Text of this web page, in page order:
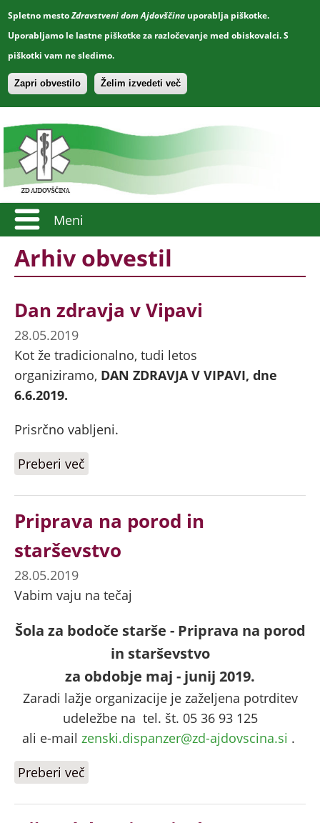
Spletno mestoZdravstveni dom Ajdovščina uporablja piškotke.
Uporabljamo le lastne piškotke za razločevanje med obiskovalci. S
piškotki vam ne sledimo.
Zapri obvestilo Želim izvedeti več
Meni
Arhiv obvestil
Dan zdravja v Vipavi
28.05.2019
Kot že tradicionalno, tudi letos
organiziramo, DAN ZDRAVJA V VIPAVI, dne
6.6.2019.
Prisrčno vabljeni.
Preberi več
Priprava na porod in
starševstvo
28.05.2019
Vabim vaju na tečaj
Šola za bodoče starše - Priprava na porod
in starševstvo
za obdobje maj - junij 2019.
Zaradi lažje organizacije je zaželjena potrditev
udeležbe na tel. št. 05 36 93 125
ali e-mail zenski.dispanzer@zd-ajdovscina.si .
Preberi več